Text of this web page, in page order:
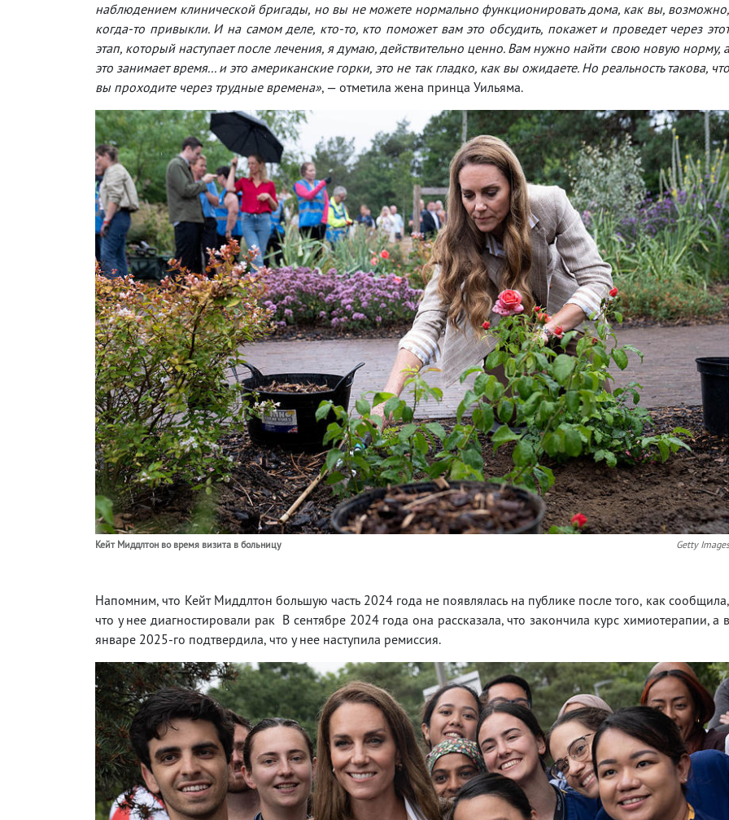
наблюдением клинической бригады, но вы не можете нормально функционировать дома, как вы, возможно,
когда-то привыкли. И на самом деле, кто-то, кто поможет вам это обсудить, покажет и проведет через этот
этап, который наступает после лечения, я думаю, действительно ценно. Вам нужно найти свою новую норму, а
это занимает время... и это американские горки, это не так гладко, как вы ожидаете. Но реальность такова, что
вы проходите через трудные времена», — отметила жена принца Уильяма.
Кейт Миддлтон во время визита в больницу Getty Images
Напомним, что Кейт Миддлтон большую часть 2024 года не появлялась на публике после того, как сообщила,
что у нее диагностировали рак В сентябре 2024 года она рассказала, что закончила курс химиотерапии, а в
январе 2025-го подтвердила, что у нее наступила ремиссия.